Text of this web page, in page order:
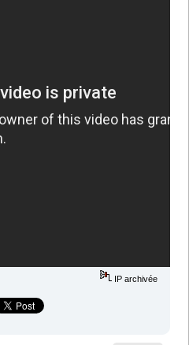
IP archivée